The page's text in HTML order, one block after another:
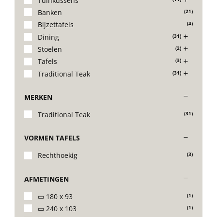
Stoelen
Tafels
Bijzettafels
Barset
Banken
Ligbedden
Banken (21)
Bijzettafels (4)
Dining (31)
Stoelen (2)
Tafels (3)
Traditional Teak (31)
MERKEN
Traditional Teak
(31)
VORMEN TAFELS
Rechthoekig
(3)
AFMETINGEN
▭ 180 x 93
(1)
▭ 240 x 103 (1)